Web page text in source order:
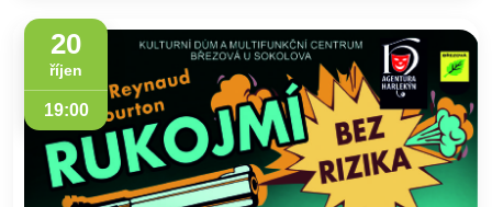
20
říjen
19:00